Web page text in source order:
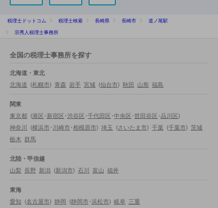
税理士ドットコム 税理士検索 長崎県 長崎市
道ノ尾駅
宗秀人税理士事務所
全国の税理士事務所を探す
北海道・東北
北海道 (札幌市) 青森 岩手 宮城 (仙台市) 秋田 山形 福島
関東
東京都 (港区・新宿区・渋谷区・千代田区・中央区・世田谷区・品川区)
神奈川
(横浜市・川崎市・相模原市) 埼玉 (さいたま市) 千葉 (千葉市) 茨城
栃木 群馬
北陸・甲信越
山梨 長野 新潟 (新潟市) 石川 富山 福井
東海
愛知 (名古屋市) 静岡 (静岡市・浜松市) 岐阜 三重